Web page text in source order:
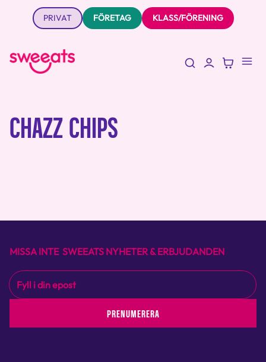
PRIVAT FÖRETAG KLASS/FÖRENING
CHAZZ CHIPS
MISSA INTE SWEEATS NYHETER & ERBJUDANDEN
PRENUMERERA